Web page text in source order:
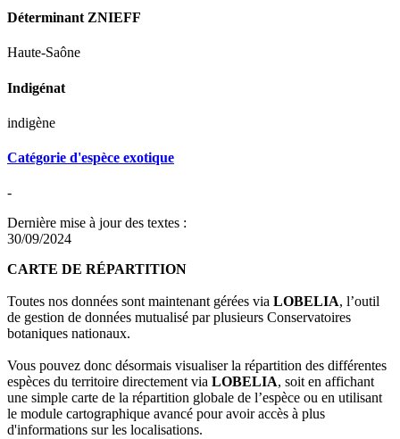
Déterminant ZNIEFF
Haute-Saône
Indigénat
indigène
Catégorie d'espèce exotique
-
Dernière mise à jour des textes :
30/09/2024
CARTE DE RÉPARTITION
Toutes nos données sont maintenant gérées via LOBELIA, l’outil
de gestion de données mutualisé par plusieurs Conservatoires
botaniques nationaux.
Vous pouvez donc désormais visualiser la répartition des différentes
espèces du territoire directement via LOBELIA, soit en affichant
une simple carte de la répartition globale de l’espèce ou en utilisant
le module cartographique avancé pour avoir accès à plus
d'informations sur les localisations.